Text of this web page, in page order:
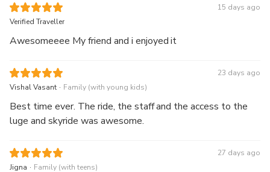
15 days ago
Verified Traveller
Awesomeeee My friend and i enjoyed it
23 days ago
Vishal Vasant . Family (with young kids)
Best time ever. The ride, the staff and the access to the
luge and skyride was awesome.
27 days ago
Jigna . Family (with teens)